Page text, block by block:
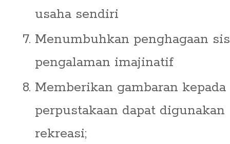
usaha sendiri
Menumbuhkan penghagaan
pengalaman imajinatif
Memberikan gambaran
perpustakaan dapat digunakan
rekreasi;